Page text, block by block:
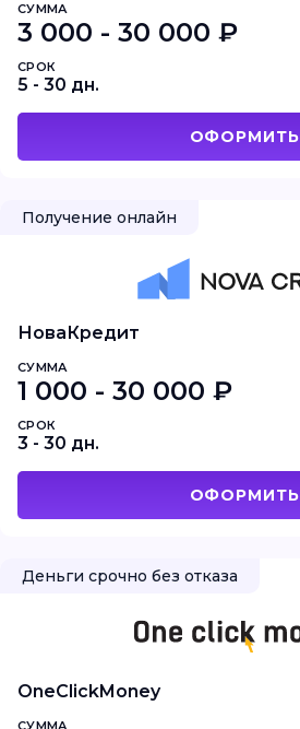
СУММА
3 000 - 30 000 ₽
СРОК
5 - 30 дн.
ОФОРМИТЬ
Получение онлайн
НоваКредит
СУММА
1 000 - 30 000 ₽
СРОК
3 - 30 дн.
ОФОРМИТЬ
Деньги срочно без отказа
OneClickMoney